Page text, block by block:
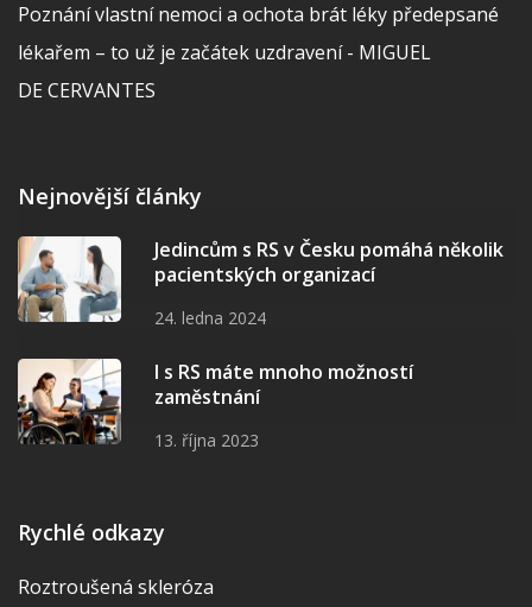
Poznání vlastní nemoci a ochota brát léky předepsané
lékařem – to už je začátek uzdravení - MIGUEL
DE CERVANTES
Nejnovější články
Jedincům s RS v Česku pomáhá několik
pacientských organizací
24. ledna 2024
I s RS máte mnoho možností
zaměstnání
13. října 2023
Rychlé odkazy
Roztroušená skleróza